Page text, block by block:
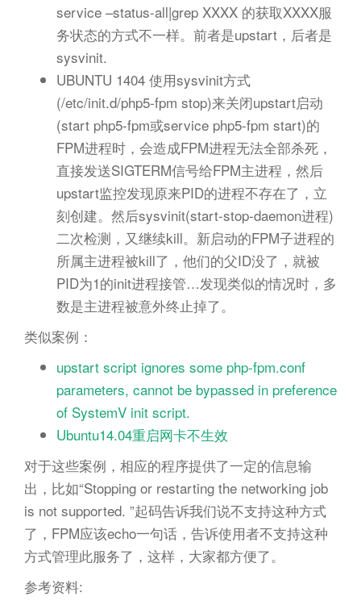
service –status-all|grep XXXX 的获取XXXX服
务状态的方式不一样。前者是upstart，后者是
sysvinit.
UBUNTU 1404 使用sysvinit方式
(/etc/init.d/php5-fpm stop)来关闭upstart启动
(start php5-fpm或service php5-fpm start)的
FPM进程时，会造成FPM进程无法全部杀死，
直接发送SIGTERM信号给FPM主进程，然后
upstart监控发现原来PID的进程不存在了，立
刻创建。然后sysvinit(start-stop-daemon进程)
二次检测，又继续kill。新启动的FPM子进程的
所属主进程被kill了，他们的父ID没了，就被
PID为1的init进程接管…发现类似的情况时，多
数是主进程被意外终止掉了。
类似案例：
upstart script ignores some php-fpm.conf
parameters, cannot be bypassed in preference
of SystemV init script.
Ubuntu14.04重启网卡不生效
对于这些案例，相应的程序提供了一定的信息输
出，比如“Stopping or restarting the networking job
is not supported. ”起码告诉我们说不支持这种方式
了，FPM应该echo一句话，告诉使用者不支持这种
方式管理此服务了，这样，大家都方便了。
参考资料: